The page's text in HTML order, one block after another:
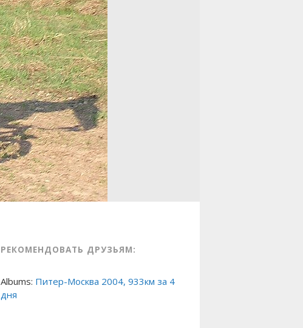
РЕКОМЕНДОВАТЬ ДРУЗЬЯМ:
Albums: Питер-Москва 2004, 933км за 4
дня